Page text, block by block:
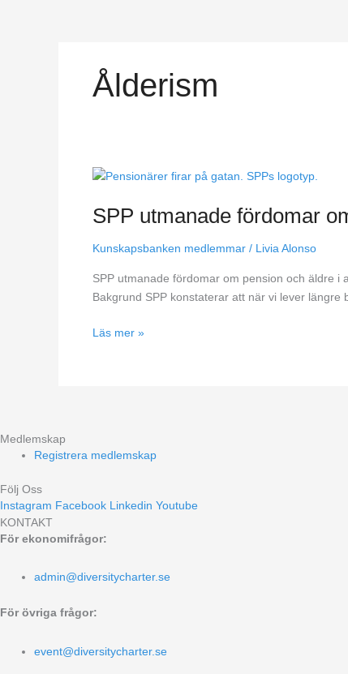
Ålderism
SPP utmanade fördomar
Kunskapsbanken medlemmar / Livia Alonso
SPP utmanade fördomar om pension och äldre i
Bakgrund SPP konstaterar att när vi lever
SPP
fördomar
pension
äldre
i
Läs mer »
Medlemskap
Registrera medlemskap
Följ Oss
Instagram Facebook Linkedin Youtube
KONTAKT
För ekonomifrågor:
admin@diversitycharter.se
För övriga frågor:
event@diversitycharter.se